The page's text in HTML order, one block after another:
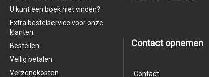
U kunt een boek niet vinden?
Extra bestelservice voor onze
klanten
Bestellen
Veilig betalen
Verzendkosten
Contact opnemen
Contact